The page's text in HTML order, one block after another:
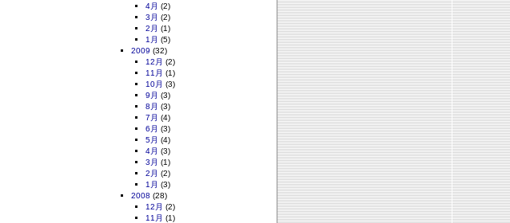
4月 (2)
3月 (2)
2月 (1)
1月 (5)
2009 (32)
12月 (2)
11月 (1)
10月 (3)
9月 (3)
8月 (3)
7月 (4)
6月 (3)
5月 (4)
4月 (3)
3月 (1)
2月 (2)
1月 (3)
2008 (28)
12月 (2)
11月 (1)